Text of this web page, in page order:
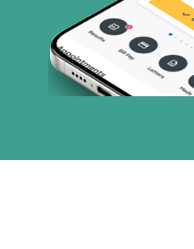
Prism Electric (1 planes)
Plan de Salud Superior (3 planes)
TriWest HealthCare (2 planes)